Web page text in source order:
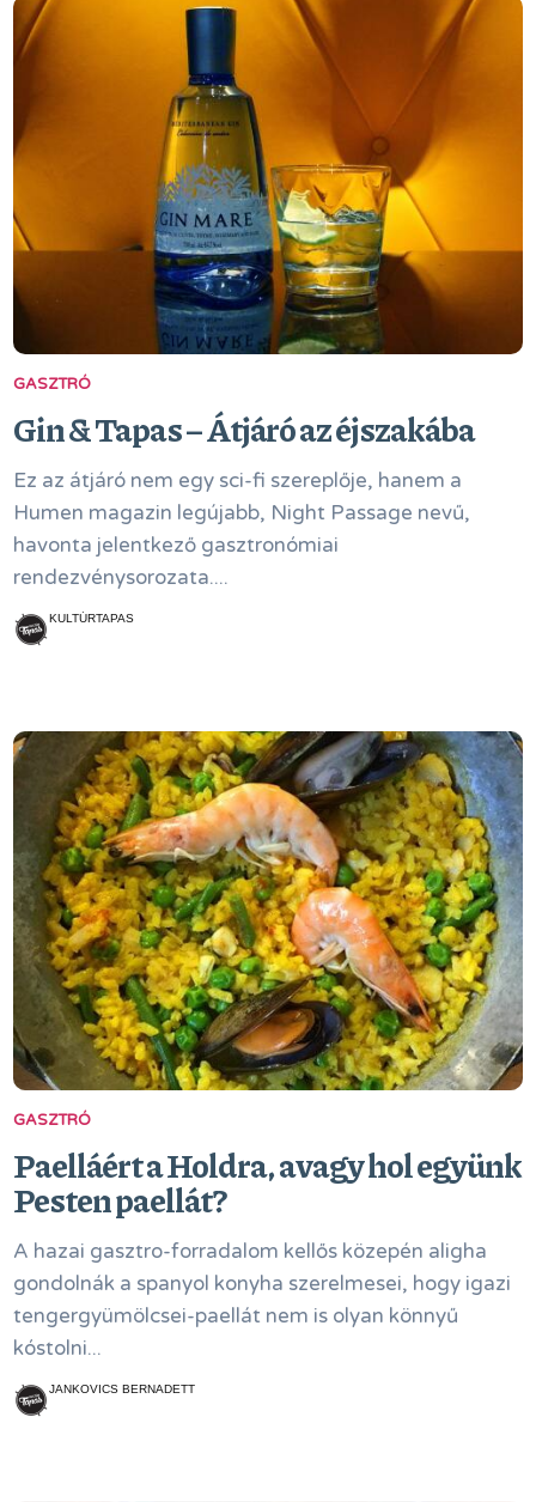
GASZTRÓ
Gin & Tapas – Átjáró az éjszakába
Ez az átjáró nem egy sci-fi szereplője, hanem a
Humen magazin legújabb, Night Passage nevű,
havonta jelentkező gasztronómiai
rendezvénysorozata....
KULTÚRTAPAS
GASZTRÓ
Paelláért a Holdra, avagy hol együnk
Pesten paellát?
A hazai gasztro-forradalom kellős közepén aligha
gondolnák a spanyol konyha szerelmesei, hogy igazi
tengergyümölcsei-paellát nem is olyan könnyű
kóstolni...
JANKOVICS BERNADETT